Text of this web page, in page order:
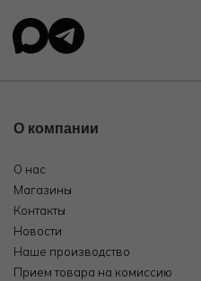
О компании
О нас
Магазины
Контакты
Новости
Наше производство
Прием товара на комиссию